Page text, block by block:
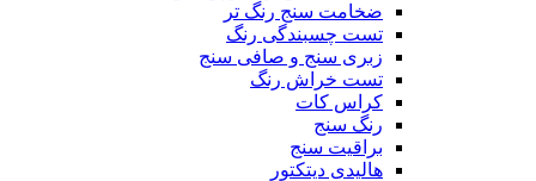
ضخامت سنج رنگ تر
تست چسبندگی رنگ
زبری سنج و صافی سنج
تست خراش رنگ
کراس کات
رنگ سنج
براقیت سنج
هالیدی دیتکتور